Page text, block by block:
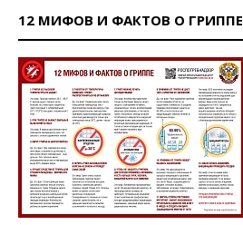
12 МИФОВ И ФАКТОВ О ГРИППЕ